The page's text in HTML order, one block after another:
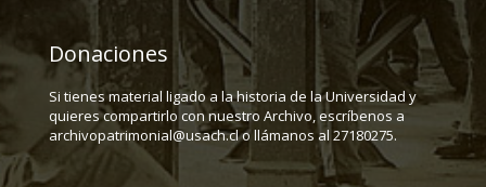
Donaciones
Si tienes material ligado a la historia de la Universidad y
quieres compartirlo con nuestro Archivo, escríbenos a
archivopatrimonial@usach.cl o llámanos al 27180275.